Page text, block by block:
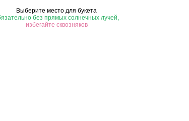
Выберите место для букета
без прямых солнечных лучей,
избегайте сквозняков